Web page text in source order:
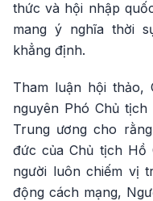
thức và hội nhập
mang ý nghĩa thời
khẳng định.
Tham luận hội thảo,
nguyên Phó Chủ
Trung ương cho
đức của Chủ tịch Hồ
người luôn chiếm vị
động cách mạng,